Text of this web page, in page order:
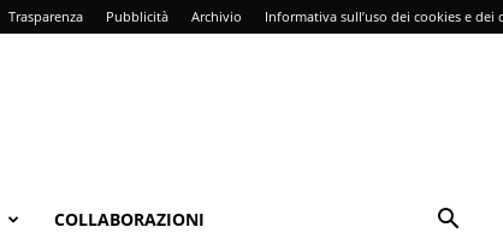
Trasparenza Pubblicità Archivio Informativa sull’uso dei cookies e dei
COLLABORAZIONI